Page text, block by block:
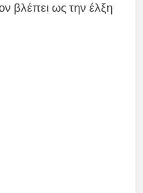
βλέπει ως την έλξη